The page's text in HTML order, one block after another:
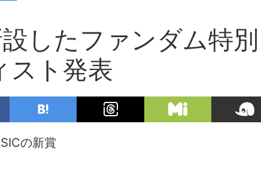
したファンダム特別
スト発表
の新賞